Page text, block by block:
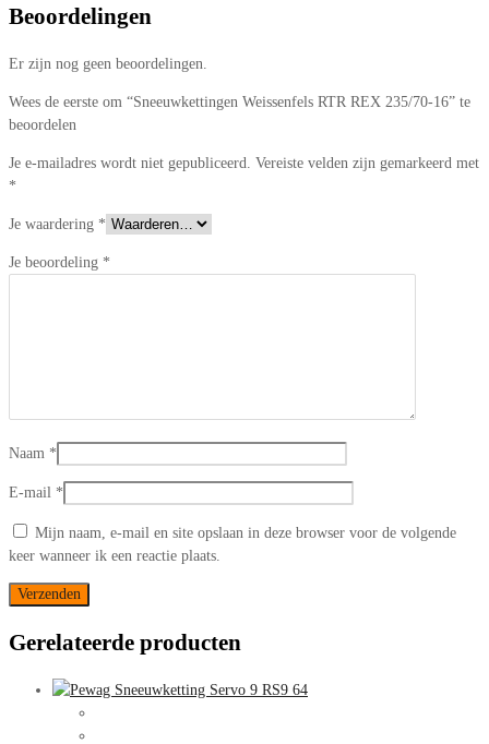
Beoordelingen
Er zijn nog geen beoordelingen.
Wees de eerste om “Sneeuwkettingen Weissenfels RTR REX 235/70-16” te
beoordelen
Je e-mailadres wordt niet gepubliceerd. Vereiste velden zijn gemarkeerd met
*
Je waardering *
Je beoordeling *
Naam *
E-mail *
Mijn naam, e-mail en site opslaan in deze browser voor de volgende
keer wanneer ik een reactie plaats.
Gerelateerde producten